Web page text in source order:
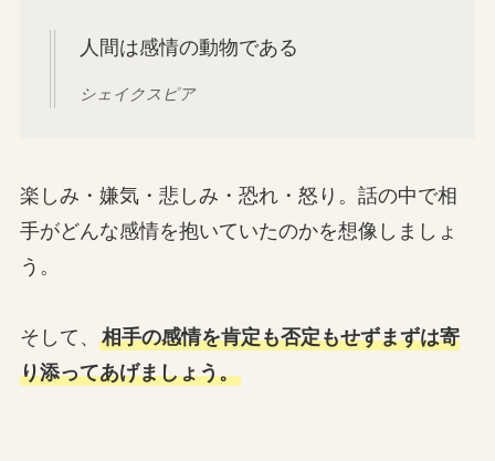
人間は感情の動物である
シェイクスピア
楽しみ・嫌気・悲しみ・恐れ・怒り。話の中で相
手がどんな感情を抱いていたのかを想像しましょ
う。
そして、 相手の感情を肯定も否定もせずまずは寄
り添ってあげましょう。